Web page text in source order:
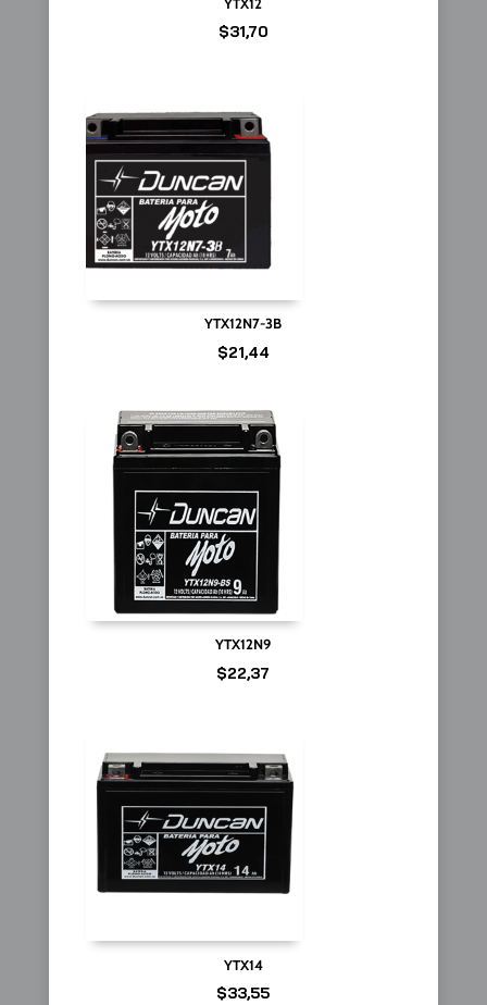
$31,70
YTX12N7-3B
$21,44
YTX12N9
$22,37
YTX14
$33,55